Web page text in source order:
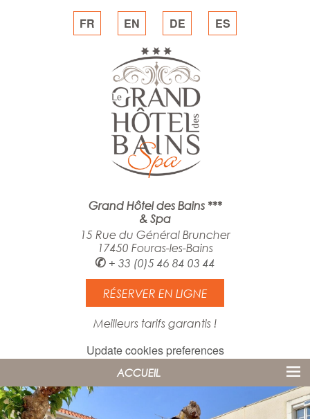
FR EN DE ES
Grand Hôtel des Bains ***
& Spa
15 Rue du Général Bruncher
17450 Fouras-les-Bains
✆ + 33 (0)5 46 84 03 44
RÉSERVER EN LIGNE
Meilleurs tarifs garantis !
Update cookies preferences
ACCUEIL